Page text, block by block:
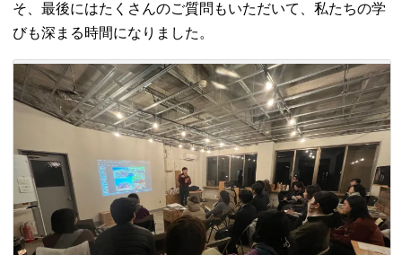
そ、最後にはたくさんのご質問もいただいて、私たちの学
びも深まる時間になりました。